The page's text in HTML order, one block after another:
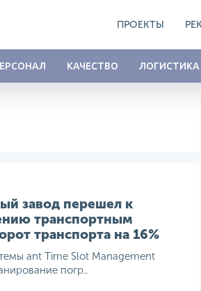
ПРОЕКТЫ
КАЧЕСТВО ЛОГИСТИКА
завод перешел к
транспортным
транспорта на 16%
ant Time Slot Management
погр..